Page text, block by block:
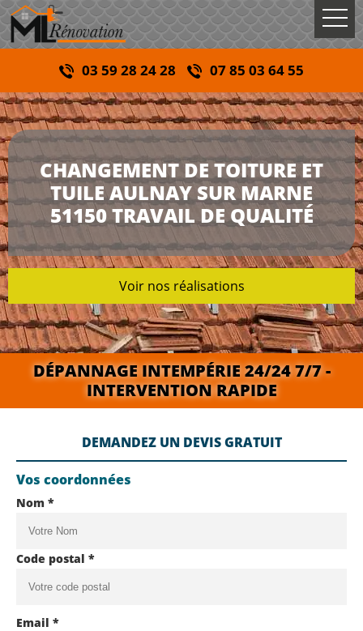
03 59 28 24 28 07 85 03 64 55
CHANGEMENT DE TOITURE ET
TUILE AULNAY SUR MARNE
51150 TRAVAIL DE QUALITÉ
Voir nos réalisations
DÉPANNAGE INTEMPÉRIE 24/24 7/7 -
INTERVENTION RAPIDE
DEMANDEZ UN DEVIS GRATUIT
Vos coordonnées
Nom *
Code postal *
Email *